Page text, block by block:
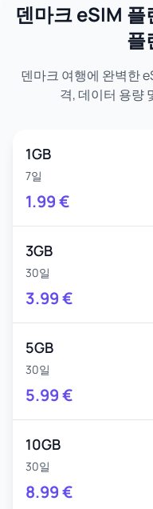
덴마크 eSIM
플
덴마크 여행에 완벽한
격, 데이터 용량
1GB
7일
1.99€
3GB
30일
3.99€
5GB
30일
5.99€
10GB
30일
8.99€